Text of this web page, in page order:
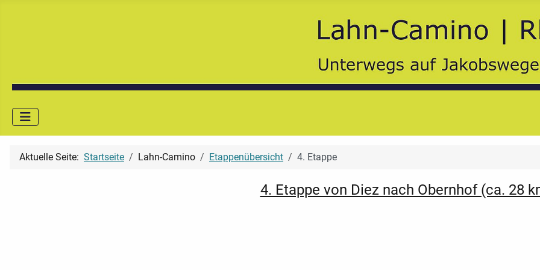
Aktuelle Seite: Startseite Lahn-Camino Etappenübersicht 4. Etappe
4. Etappe von Diez nach Obernhof (ca. 28